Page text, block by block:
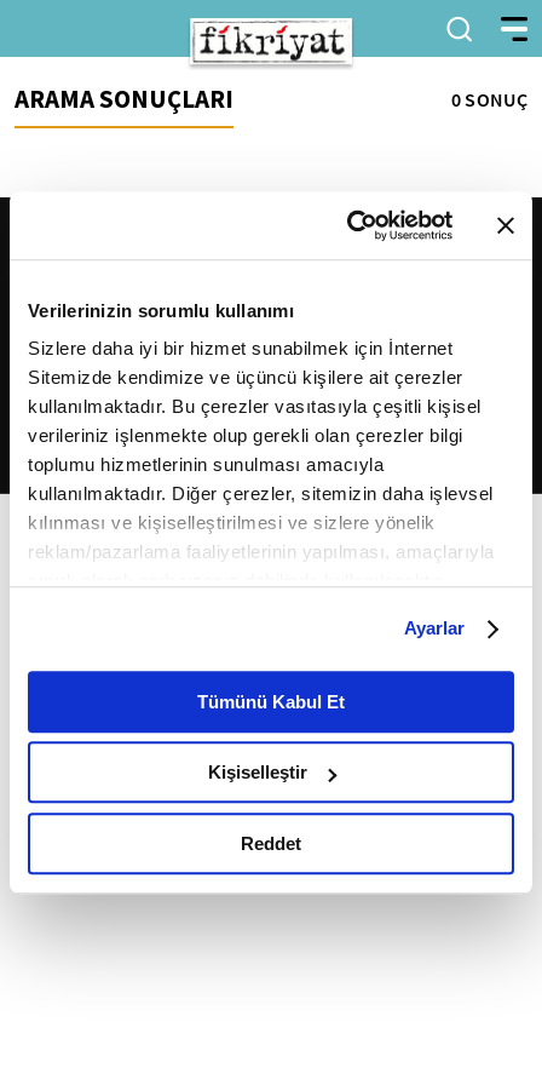
Verilerinizin sorumlu kullanımı
Sizlere daha iyi bir hizmet sunabilmek için İnternet
Sitemizde kendimize ve üçüncü kişilere ait çerezler
kullanılmaktadır. Bu çerezler vasıtasıyla çeşitli kişisel
verileriniz işlenmekte olup gerekli olan çerezler bilgi
toplumu hizmetlerinin sunulması amacıyla
kullanılmaktadır. Diğer çerezler, sitemizin daha işlevsel
kılınması ve kişiselleştirilmesi ve sizlere yönelik
reklam/pazarlama faaliyetlerinin yapılması, amaçlarıyla
belirleyebilirsiniz. Çerezlere ilişkin detaylı bilgi için
Ayarlar butonuna tıklayabilir,Çerez Bilgilendirme
Metnimizi ziyaret edebilirsiniz.
6698 sayılı Kişisel Verilerin Korunması Kanunu uyarınca
okumak ve sitemizi ziyaretiniz kapsamında
gerçekleştirilen veri işleme faaliyetleri ile ilgili daha
detaylı bilgi almak için lütfentıklayınız.
Ayarlar
Tümünü Kabul Et
Kişiselleştir
Reddet
ARAMA SONUÇLARI 0 SONUÇ
2026Fikriyat. Tüm hakları saklıdır.